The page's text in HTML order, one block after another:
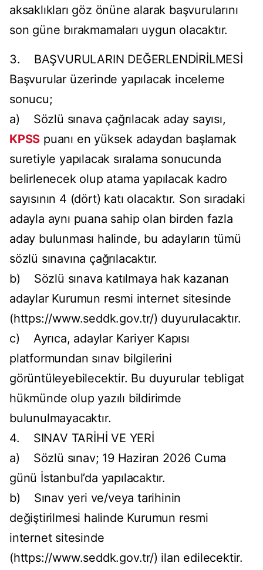
aksaklıkları göz önüne alarak başvurularını
son güne bırakmamaları uygun olacaktır.
3. BAŞVURULARIN DEĞERLENDİRİLMESİ
Başvurular üzerinde yapılacak inceleme
sonucu;
a) Sözlü sınava çağrılacak aday sayısı,
KPSS puanı en yüksek adaydan başlamak
suretiyle yapılacak sıralama sonucunda
belirlenecek olup atama yapılacak kadro
sayısının 4 (dört) katı olacaktır. Son sıradaki
adayla aynı puana sahip olan birden fazla
aday bulunması halinde, bu adayların tümü
sözlü sınavına çağrılacaktır.
b) Sözlü sınava katılmaya hak kazanan
adaylar Kurumun resmi internet sitesinde
(https://www.seddk.gov.tr/) duyurulacaktır.
c) Ayrıca, adaylar Kariyer Kapısı
platformundan sınav bilgilerini
görüntüleyebilecektir. Bu duyurular tebligat
hükmünde olup yazılı bildirimde
bulunulmayacaktır.
4. SINAV TARİHİ VE YERİ
a) Sözlü sınav; 19 Haziran 2026 Cuma
günü İstanbul’da yapılacaktır.
b) Sınav yeri ve/veya tarihinin
değiştirilmesi halinde Kurumun resmi
internet sitesinde
(https://www.seddk.gov.tr/) ilan edilecektir.